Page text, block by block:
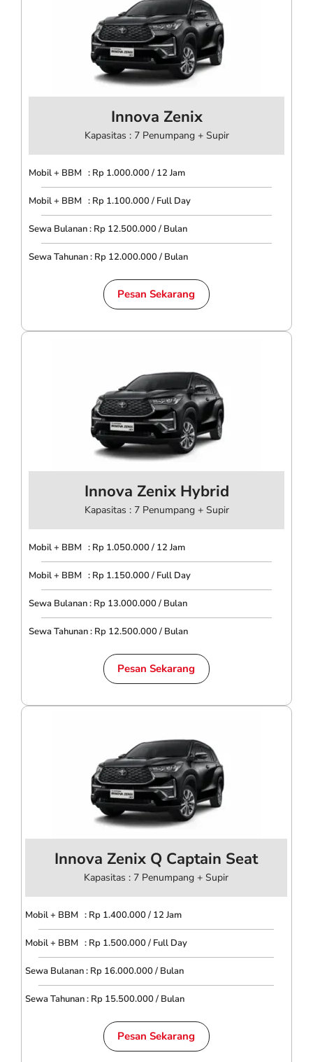
Innova Zenix
Kapasitas : 7 Penumpang + Supir
Mobil + BBM : Rp 1.000.000 / 12 Jam
Mobil + BBM : Rp 1.100.000 / Full Day
Sewa Bulanan : Rp 12.500.000 / Bulan
Sewa Tahunan : Rp 12.000.000 / Bulan
Pesan Sekarang
Innova Zenix Hybrid
Kapasitas : 7 Penumpang + Supir
Mobil + BBM : Rp 1.050.000 / 12 Jam
Mobil + BBM : Rp 1.150.000 / Full Day
Sewa Bulanan : Rp 13.000.000 / Bulan
Sewa Tahunan : Rp 12.500.000 / Bulan
Pesan Sekarang
Innova Zenix Q Captain Seat
Kapasitas : 7 Penumpang + Supir
Mobil + BBM : Rp 1.400.000 / 12 Jam
Mobil + BBM : Rp 1.500.000 / Full Day
Sewa Bulanan : Rp 16.000.000 / Bulan
Sewa Tahunan : Rp 15.500.000 / Bulan
Pesan Sekarang